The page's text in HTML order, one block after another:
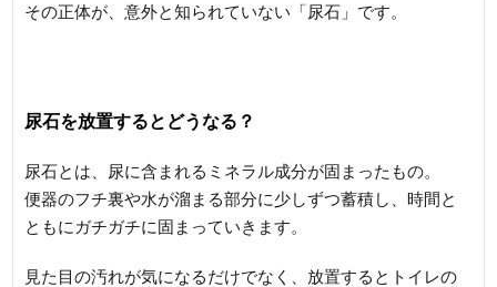
その正体が、意外と知られていない「尿石」です。
尿石を放置するとどうなる？
尿石とは、尿に含まれるミネラル成分が固まったもの。
便器のフチ裏や水が溜まる部分に少しずつ蓄積し、時間と
ともにガチガチに固まっていきます。
見た目の汚れが気になるだけでなく、放置するとトイレの